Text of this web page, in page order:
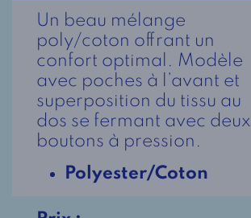
Un beau mélange
poly/coton offrant un
confort optimal. Modèle
avec poches à l’avant et
superposition du tissu au
dos se fermant avec deux
boutons à pression.
Polyester/Coton